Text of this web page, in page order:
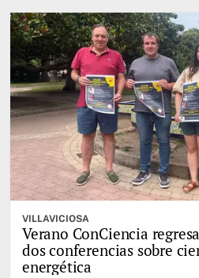
VILLAVICIOSA
Verano ConCiencia
dos conferencias sobre
energética